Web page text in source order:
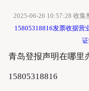
2025-06-26 10:57:28 收集
15805318816发票收据营
青岛登报声明在哪里
15805318816